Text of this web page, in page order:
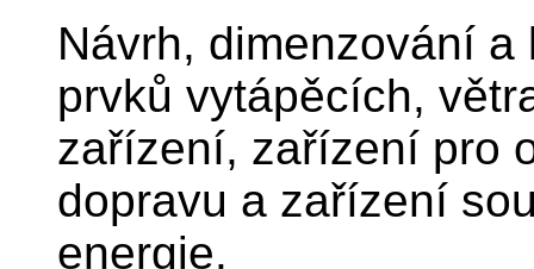
Návrh, dimenzování
prvků vytápěcích,
zařízení, zařízení pro
dopravu a zařízení
energie.